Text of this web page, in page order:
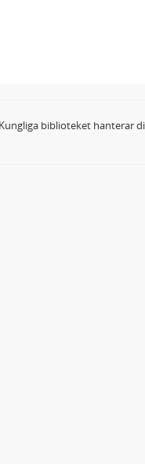
Kungliga biblioteket hanterar